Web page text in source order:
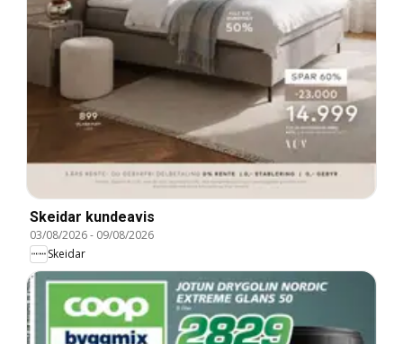
Skeidar kundeavis
03/08/2026- 09/08/2026
Skeidar